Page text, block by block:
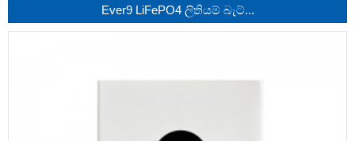
Ever9 LiFePO4 ලිතියම් බැට්...